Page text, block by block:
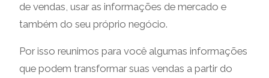
de vendas, usar as informações de mercado e
também do seu próprio negócio.
Por isso reunimos para você algumas informações
que podem transformar suas vendas a partir do